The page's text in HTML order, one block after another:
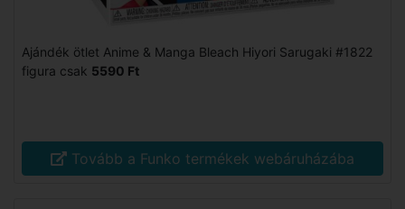
Ajándék ötlet Anime & Manga Bleach Hiyori Sarugaki #1822
figura csak 5590 Ft
Tovább a Funko termékek webáruházába